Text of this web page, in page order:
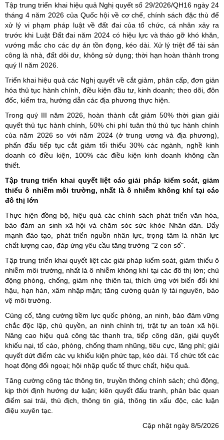
Tập trung triển khai hiệu quả Nghị quyết số 29/2026/QH16 ngày 24
tháng 4 năm 2026 của Quốc hội về cơ chế, chính sách đặc thù để
xử lý vi phạm pháp luật về đất đai của tổ chức, cá nhân xảy ra
trước khi Luật Đất đai năm 2024 có hiệu lực và tháo gỡ khó khăn,
vướng mắc cho các dự án tồn đọng, kéo dài. Xử lý triệt để tài sản
công là nhà, đất dôi dư, không sử dụng; thời hạn hoàn thành trong
quý II năm 2026.
Triển khai hiệu quả các Nghị quyết về cắt giảm, phân cấp, đơn giản
hóa thủ tục hành chính, điều kiện đầu tư, kinh doanh; theo dõi, đôn
đốc, kiểm tra, hướng dẫn các địa phương thực hiện.
Trong quý III năm 2026, hoàn thành cắt giảm 50% thời gian giải
quyết thủ tục hành chính, 50% chi phí tuân thủ thủ tục hành chính
của năm 2026 so với năm 2024 (ở trung ương và địa phương),
phấn đấu tiếp tục cắt giảm tối thiểu 30% các ngành, nghề kinh
doanh có điều kiện, 100% các điều kiện kinh doanh không cần
thiết.
Tập trung triển khai quyết liệt các giải pháp kiểm soát, giảm
thiểu ô nhiễm môi trường, nhất là ô nhiễm không khí tại các
đô thị lớn
Thực hiện đồng bộ, hiệu quả các chính sách phát triển văn hóa,
bảo đảm an sinh xã hội và chăm sóc sức khỏe Nhân dân. Đẩy
mạnh đào tạo, phát triển nguồn nhân lực, trọng tâm là nhân lực
chất lượng cao, đáp ứng yêu cầu tăng trưởng "2 con số".
Tập trung triển khai quyết liệt các giải pháp kiểm soát, giảm thiểu ô
nhiễm môi trường, nhất là ô nhiễm không khí tại các đô thị lớn; chủ
động phòng, chống, giảm nhẹ thiên tai, thích ứng với biến đổi khí
hậu, hạn hán, xâm nhập mặn; tăng cường quản lý tài nguyên, bảo
vệ môi trường.
Củng cố, tăng cường tiềm lực quốc phòng, an ninh, bảo đảm vững
chắc độc lập, chủ quyền, an ninh chính trị, trật tự an toàn xã hội.
Nâng cao hiệu quả công tác thanh tra, tiếp công dân, giải quyết
khiếu nại, tố cáo, phòng, chống tham nhũng, tiêu cực, lãng phí; giải
quyết dứt điểm các vụ khiếu kiện phức tạp, kéo dài. Tổ chức tốt các
hoạt động đối ngoại; hội nhập quốc tế thực chất, hiệu quả.
Tăng cường công tác thông tin, truyền thông chính sách; chủ động,
kịp thời định hướng dư luận; kiên quyết đấu tranh, phản bác quan
điểm sai trái, thù địch, thông tin giả, thông tin xấu độc, các luận
điệu xuyên tạc.
Cập nhật ngày 8/5/2026